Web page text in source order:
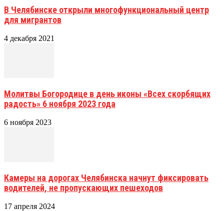
В Челябинске открыли многофункциональный центр
для мигрантов
4 декабря 2021
Молитвы Богородице в день иконы «Всех скорбящих
радость» 6 ноября 2023 года
6 ноября 2023
Камеры на дорогах Челябинска начнут фиксировать
водителей, не пропускающих пешеходов
17 апреля 2024